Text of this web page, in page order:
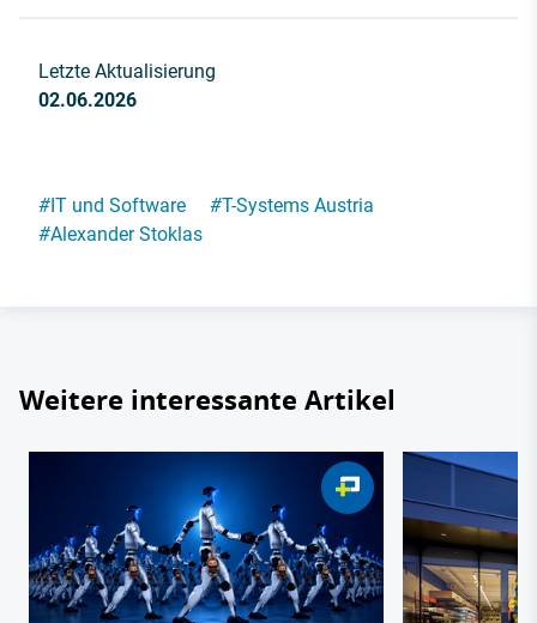
Letzte Aktualisierung
02.06.2026
#IT und Software #T-Systems Austria
#Alexander Stoklas
Weitere interessante Artikel